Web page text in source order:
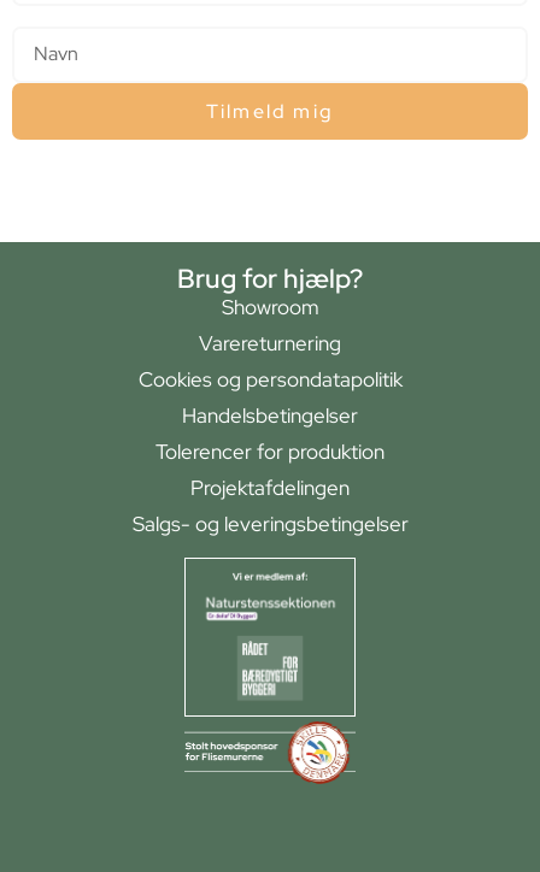
Tilmeld mig
Brug for hjælp?
Showroom
Varereturnering
Cookies og persondatapolitik
Handelsbetingelser
Tolerencer for produktion
Projektafdelingen
Salgs- og leveringsbetingelser